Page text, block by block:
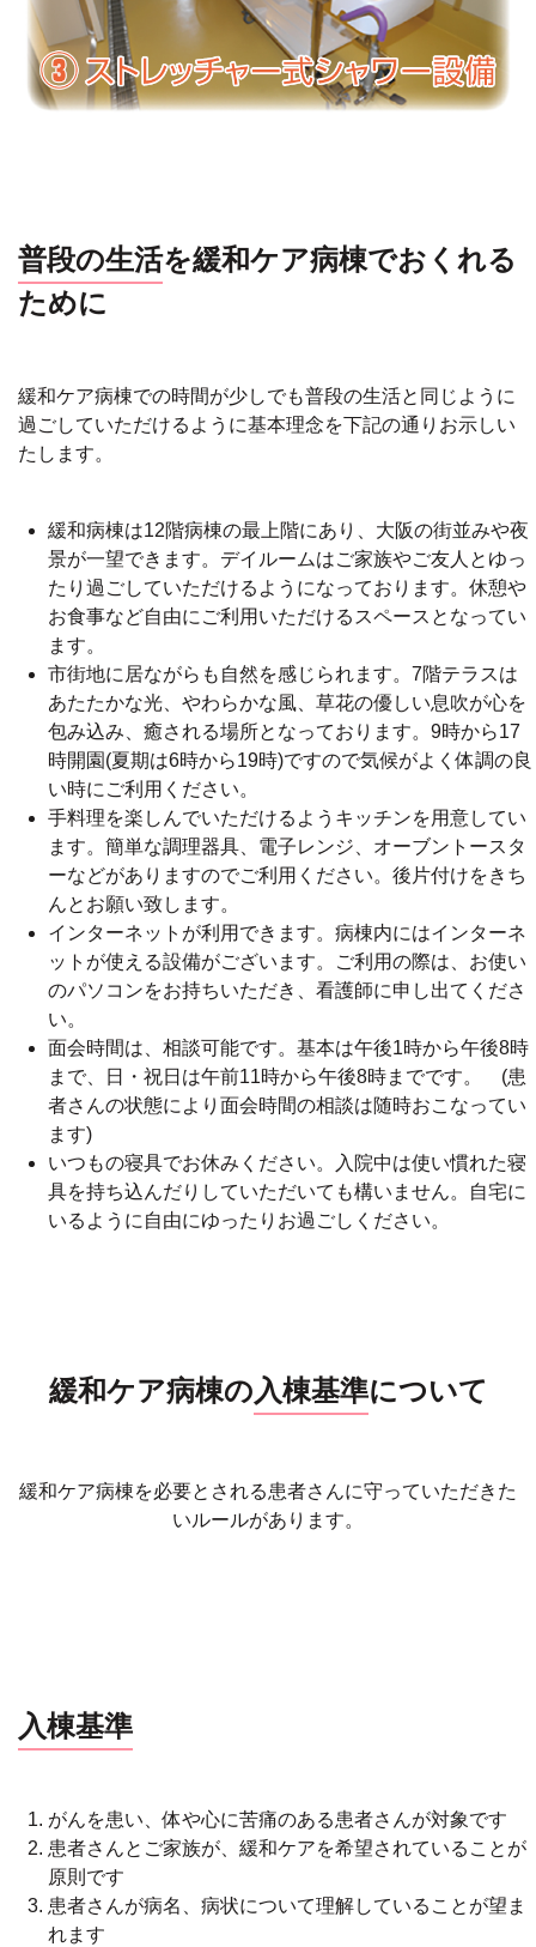
普段の生活を緩和ケア病棟でおくれる
ために
緩和ケア病棟での時間が少しでも普段の生活と同じように
過ごしていただけるように基本理念を下記の通りお示しい
たします。
緩和病棟は12階病棟の最上階にあり、大阪の街並みや夜
景が一望できます。デイルームはご家族やご友人とゆっ
たり過ごしていただけるようになっております。休憩や
お食事など自由にご利用いただけるスペースとなってい
ます。
市街地に居ながらも自然を感じられます。7階テラスは
あたたかな光、やわらかな風、草花の優しい息吹が心を
包み込み、癒される場所となっております。9時から17
時開園(夏期は6時から19時)ですので気候がよく体調の良
い時にご利用ください。
手料理を楽しんでいただけるようキッチンを用意してい
ます。簡単な調理器具、電子レンジ、オーブントースタ
ーなどがありますのでご利用ください。後片付けをきち
んとお願い致します。
インターネットが利用できます。病棟内にはインターネ
ットが使える設備がございます。ご利用の際は、お使い
のパソコンをお持ちいただき、看護師に申し出てくださ
い。
面会時間は、相談可能です。基本は午後1時から午後8時
まで、日・祝日は午前11時から午後8時までです。 (患
者さんの状態により面会時間の相談は随時おこなってい
ます)
いつもの寝具でお休みください。入院中は使い慣れた寝
具を持ち込んだりしていただいても構いません。自宅に
いるように自由にゆったりお過ごしください。
緩和ケア病棟の入棟基準について
緩和ケア病棟を必要とされる患者さんに守っていただきた
いルールがあります。
入棟基準
がんを患い、体や心に苦痛のある患者さんが対象です
患者さんとご家族が、緩和ケアを希望されていることが
原則です
患者さんが病名、病状について理解していることが望ま
れます